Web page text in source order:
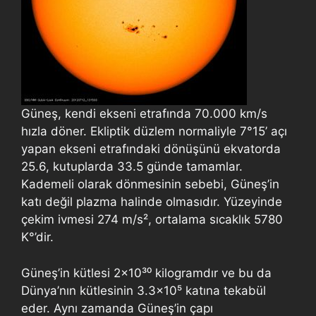
Güneş, kendi ekseni etrafında 70.000 km/s
hızla döner. Ekliptik düzlem normaliyle 7°15’ açı
yapan ekseni etrafındaki dönüşünü ekvatorda
25.6, kutuplarda 33.5 günde tamamlar.
Kademeli olarak dönmesinin sebebi, Güneş’in
katı değil plazma halinde olmasıdır. Yüzeyinde
çekim ivmesi 274 m/s², ortalama sıcaklık 5780
K°’dir.
Güneş’in kütlesi 2×10³⁰ kilogramdır ve bu da
Dünya’nın kütlesinin 3.3×10⁵ katına tekabül
eder. Aynı zamanda Güneş’in çapı